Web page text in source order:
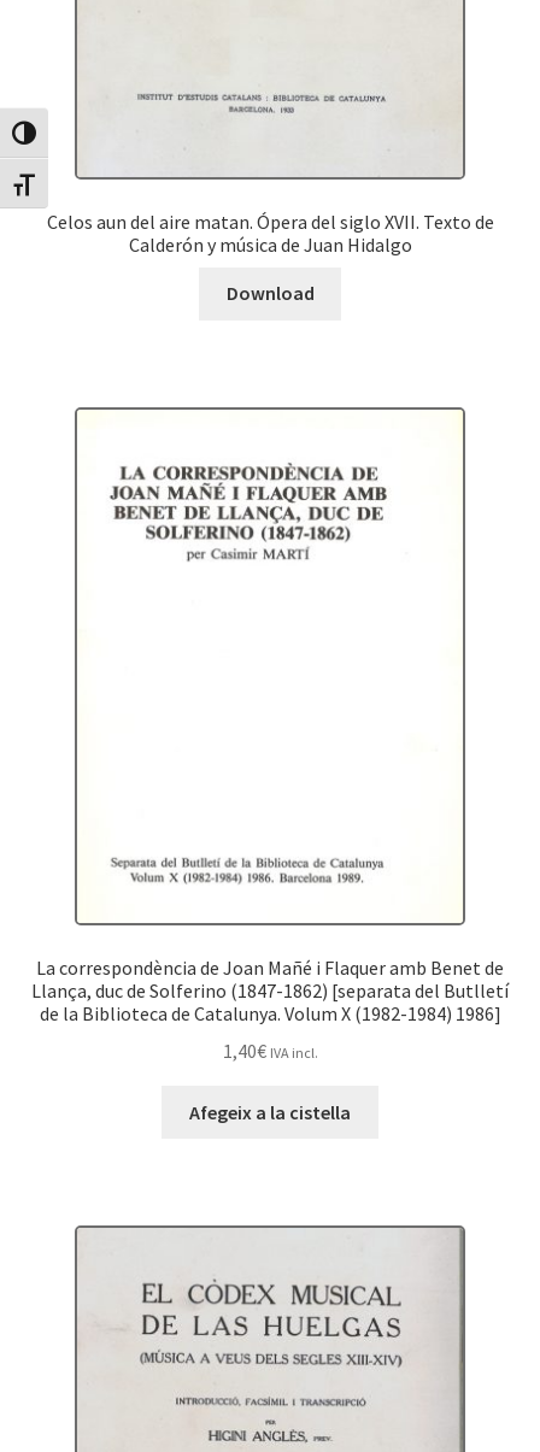
Canvia Alt Contrast
Canvia mida de lletra
Celos aun del aire matan. Ópera del siglo XVII. Texto de
Calderón y música de Juan Hidalgo
Download
La correspondència de Joan Mañé i Flaquer amb Benet de
Llança, duc de Solferino (1847-1862) [separata del Butlletí
de la Biblioteca de Catalunya. Volum X (1982-1984) 1986]
1,40€ IVA incl.
Afegeix a la cistella